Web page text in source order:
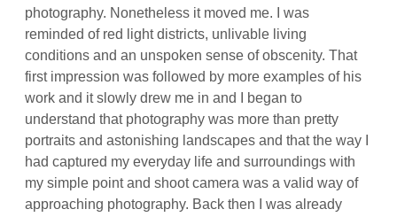
photography. Nonetheless it moved me. I was
reminded of red light districts, unlivable living
conditions and an unspoken sense of obscenity. That
first impression was followed by more examples of his
work and it slowly drew me in and I began to
understand that photography was more than pretty
portraits and astonishing landscapes and that the way I
had captured my everyday life and surroundings with
my simple point and shoot camera was a valid way of
approaching photography. Back then I was already